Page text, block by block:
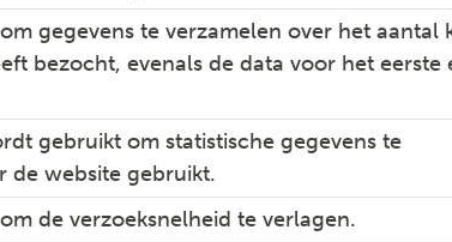
gegevens te verzamelen over het aantal
bezocht, evenals de data voor het eerste
gebruikt om statistische gegevens te
de website gebruikt.
de verzoeksnelheid te verlagen.